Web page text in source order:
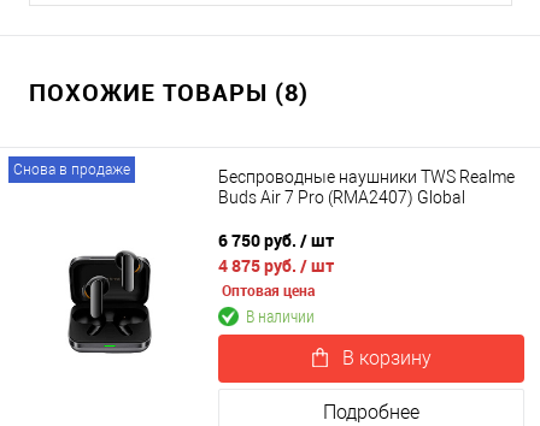
ПОХОЖИЕ ТОВАРЫ (8)
Снова в продаже
Беспроводные наушники TWS Realme
Buds Air 7 Pro (RMA2407) Global
6 750 руб. / шт
4 875 руб. / шт
Оптовая цена
В наличии
В корзину
Подробнее